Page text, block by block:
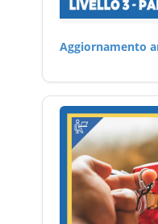
Aggiornamento